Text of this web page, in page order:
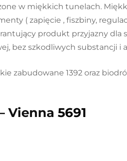
w miękkich tunelach.
( zapięcie , fiszbiny,
produkt przyjazny dla
bez szkodliwych substancji i
zabudowane 1392 oraz
Vienna 5691